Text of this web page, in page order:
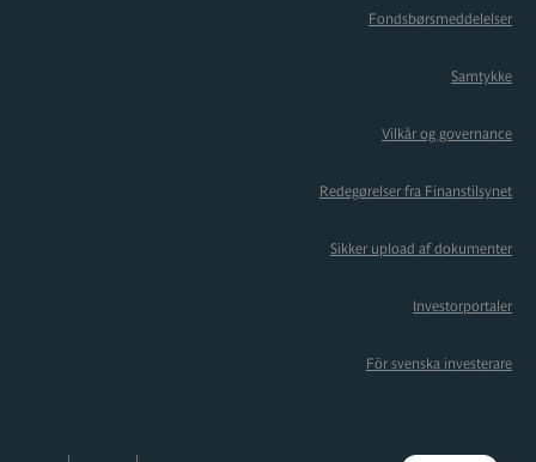
Fondsbørsmeddelelser
Samtykke
Vilkår og governance
Redegørelser fra Finanstilsynet
Sikker upload af dokumenter
Investorportaler
För svenska investerare